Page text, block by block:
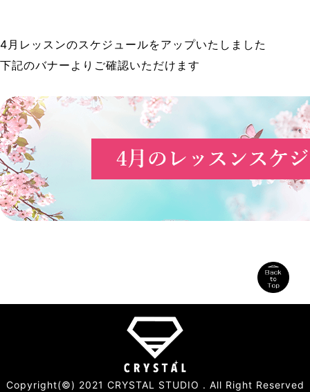
4月レッスンのスケジュールをアップいたしました
下記のバナーよりご確認いただけます
Copyright(©) 2021 CRYSTAL STUDIO . All Right Reserved